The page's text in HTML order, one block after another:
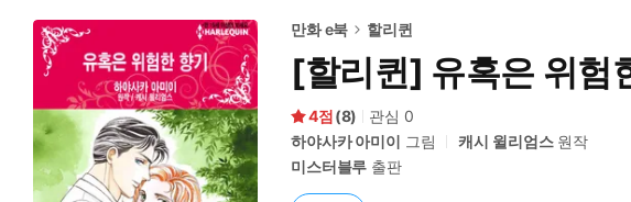
만화 e북 할리퀸
[할리퀸] 유혹은 위험
4 (8) 관심 0
하야사카 아미이 그림 캐시 윌리엄스원작
미스터블루 출판